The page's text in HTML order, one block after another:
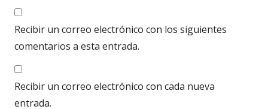
Recibir un correo electrónico con los siguientes
comentarios a esta entrada.
Recibir un correo electrónico con cada nueva
entrada.